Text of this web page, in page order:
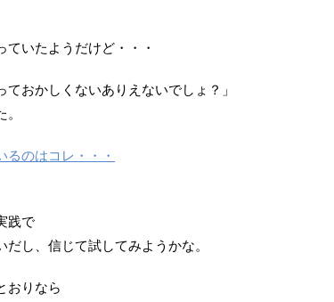
ていたようだけど・・・
ておかしくないありえないでしょ？」
るのはコレ・・・
践で
だし、信じて試してみようかな。
おりなら